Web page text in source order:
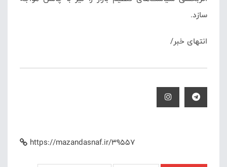
سازد.
انتهای خبر/
https://mazandasnaf.ir/39557